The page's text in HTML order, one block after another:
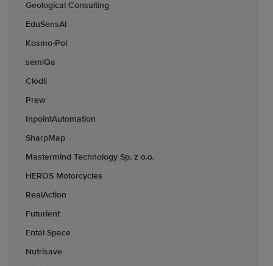
Geological Consulting
EduSensAI
Kosmo-Pol
semiQa
Clodli
Prew
InpointAutomation
SharpMap
Mastermind Technology Sp. z o.o.
HEROS Motorcycles
RealAction
Futurient
Ental Space
Nutrisave